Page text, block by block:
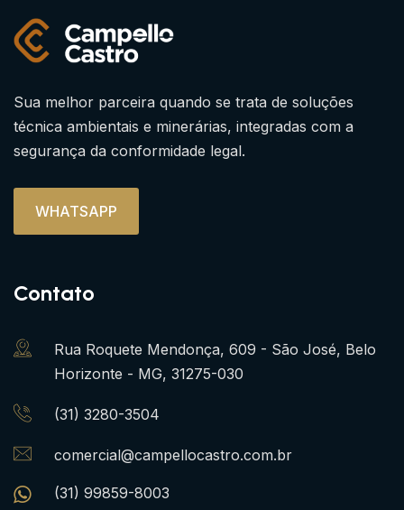
Sua melhor parceira quando se trata de soluções
técnica ambientais e minerárias, integradas com a
segurança da conformidade legal.
WHATSAPP
Contato
Rua Roquete Mendonça, 609 - São José, Belo
Horizonte - MG, 31275-030
(31) 3280-3504
comercial@campellocastro.com.br
(31) 99859-8003